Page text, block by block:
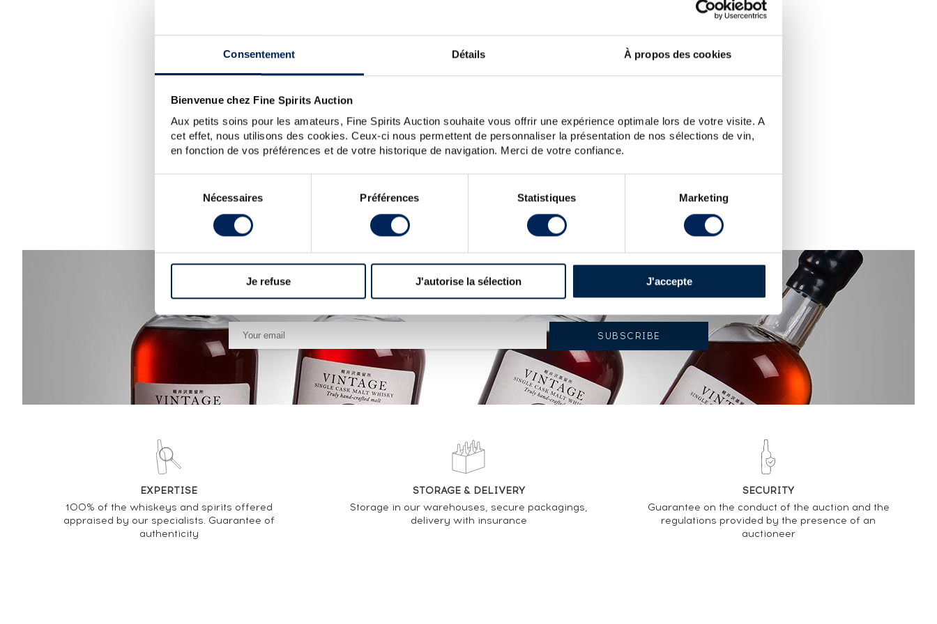
Consentement Détails À propos des cookies
Bienvenue chez Fine Spirits Auction
Aux petits soins pour les amateurs, Fine Spirits Auction souhaite vous offrir une expérience optimale lors de votre visite. A
cet effet, nous utilisons des cookies. Ceux-ci nous permettent de personnaliser la présentation de nos sélections de vin,
en fonction de vos préférences et de votre historique de navigation. Merci de votre confiance.
consentement
Nécessaires Préférences Statistiques Marketing
Je refuse J'autorise la sélection J'accepte
SORRY, NO SPIRIT MATCHES YOUR SEARCH.
WOULD YOU LIKE TO TRY AGAIN?
TIP: Check the spelling, word order or reduce your search to one key word.
You can also create an alert by clicking the button below.
Create a new alert
EXPERTISE
100% of the whiskeys and spirits offered
appraised by our specialists. Guarantee of
authenticity
STORAGE & DELIVERY
Storage in our warehouses, secure packagings,
delivery with insurance
SECURITY
Guarantee on the conduct of the auction and the
regulations provided by the presence of an
auctioneer